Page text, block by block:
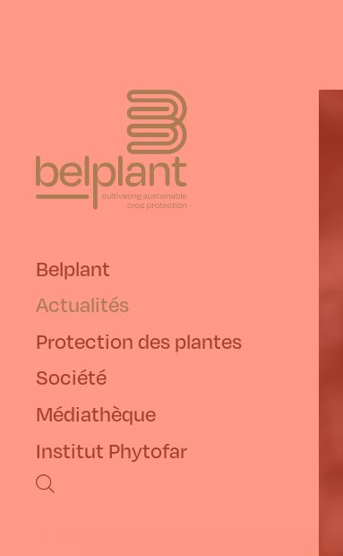
Belplant
Actualités
Protection des plantes
Société
Médiathèque
Institut Phytofar